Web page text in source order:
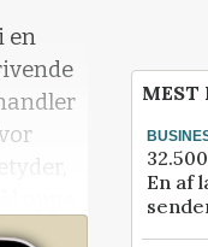
en
MEST
En af